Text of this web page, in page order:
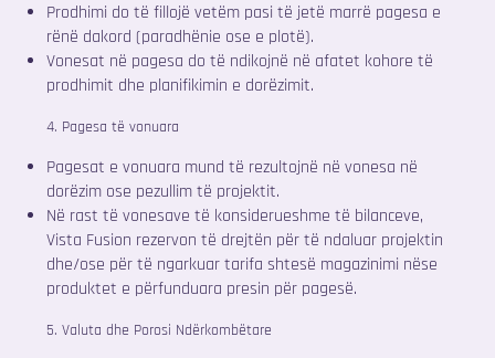
Prodhimi do të fillojë vetëm pasi të jetë marrë pagesa e
rënë dakord (paradhënie ose e plotë).
Vonesat në pagesa do të ndikojnë në afatet kohore të
prodhimit dhe planifikimin e dorëzimit.
4. Pagesa të vonuara
Pagesat e vonuara mund të rezultojnë në vonesa në
dorëzim ose pezullim të projektit.
Në rast të vonesave të konsiderueshme të bilanceve,
Vista Fusion rezervon të drejtën për të ndaluar projektin
dhe/ose për të ngarkuar tarifa shtesë magazinimi nëse
produktet e përfunduara presin për pagesë.
5. Valuta dhe Porosi Ndërkombëtare